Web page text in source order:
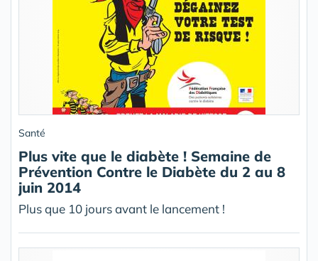
Santé
Plus vite que le diabète ! Semaine de
Prévention Contre le Diabète du 2 au 8
juin 2014
Plus que 10 jours avant le lancement !